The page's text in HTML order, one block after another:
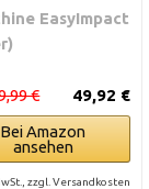
EasyImpact
49,92 €
€
Bei Amazon
ansehen
zzgl. Versandkosten